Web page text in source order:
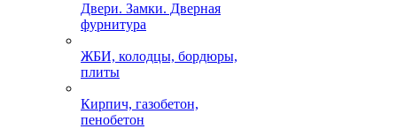
Двери. Замки. Дверная
фурнитура
ЖБИ, колодцы, бордюры,
плиты
Кирпич, газобетон,
пенобетон